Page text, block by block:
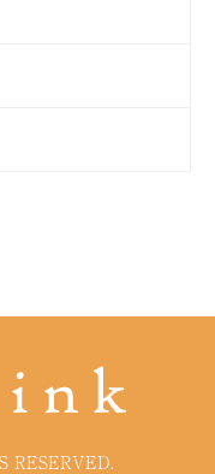
RESERVED.